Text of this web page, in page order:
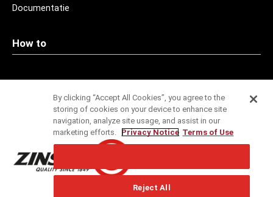
Documentatie
How to
Contact
Specificatieservice
By clicking “Accept All Cookies”, you agree to the
storing of cookies on your device to enhance site
navigation, analyze site usage, and assist in our
marketing efforts.
Privacy Notice Terms of Use
Reject All